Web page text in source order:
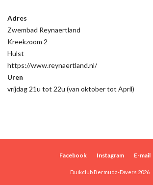
Adres
Zwembad Reynaertland
Kreekzoom 2
Hulst
https://www.reynaertland.nl/
Uren
vrijdag 21u tot 22u (van oktober tot April)
Facebook Instagram E-mail
Duikclub Bermuda-Divers 2026